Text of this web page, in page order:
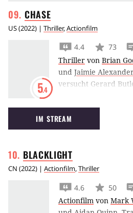
CHASE
US(2022) | Thriller,Actionfilm
5.4
4.4 73
Thriller von Brian
und Jaimie
versucht Gerard
Frau wiederzufinden.
ihn als Verdächtigen
IM STREAM
BLACKLIGHT
CN (2022) | Actionfilm,Thriller
4.6 50
Actionfilm von Mark